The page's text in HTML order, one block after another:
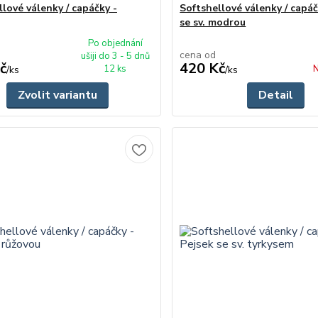
válenky / capáčky -
/ks
Po objednání
ušiji do 3 - 5 dnů
12 ks
Zvolit variantu
Softshellové válenky /
se sv. modrou
cena od
420 Kč/ks
Detail